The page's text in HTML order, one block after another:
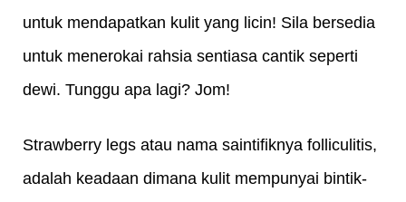
untuk mendapatkan kulit yang licin! Sila bersedia
untuk menerokai rahsia sentiasa cantik seperti
dewi. Tunggu apa lagi? Jom!
Strawberry legs atau nama saintifiknya folliculitis,
adalah keadaan dimana kulit mempunyai bintik-